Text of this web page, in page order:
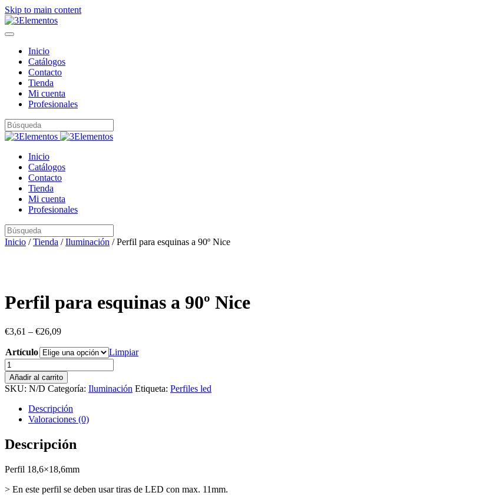
Skip to main content
Inicio
Catálogos
Contacto
Tienda
Mi cuenta
Profesionales
Inicio
Catálogos
Contacto
Tienda
Mi cuenta
Profesionales
Inicio /Tienda /Iluminación / Perfil para esquinas a 90º Nice
Perfil para esquinas a 90º Nice
€3,61 – €26,09
Artículo
Limpiar
Perfil
para
esquinas
a
Nice
cantidad
Añadir al carrito
SKU: N/D Categoría: Iluminación Etiqueta: Perfiles led
Descripción
Valoraciones (0)
Descripción
Perfil 18,6×18,6mm
> En este perfil se deben usar tiras de LED con max. 11mm.